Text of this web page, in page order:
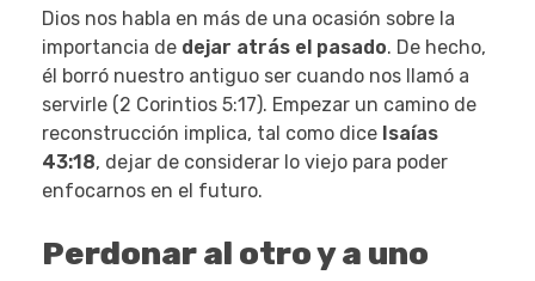
Dios nos habla en más de una ocasión sobre la
importancia de dejar atrás el pasado. De hecho,
él borró nuestro antiguo ser cuando nos llamó a
servirle (2 Corintios 5:17). Empezar un camino de
reconstrucción implica, tal como dice Isaías
43:18, dejar de considerar lo viejo para poder
enfocarnos en el futuro.
Perdonar al otro y a uno